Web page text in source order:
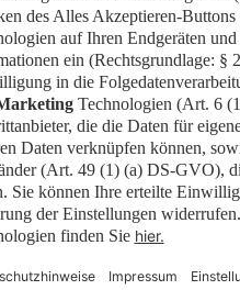
Geländeplan -